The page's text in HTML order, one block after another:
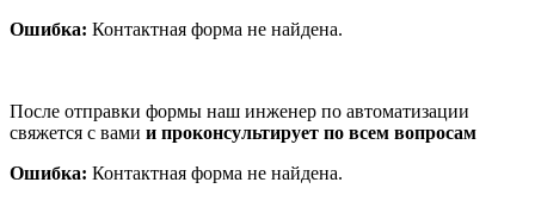
Ошибка: Контактная форма не найдена.
После отправки формы наш инженер по автоматизации
свяжется с вами и проконсультирует по всем вопросам
Ошибка: Контактная форма не найдена.